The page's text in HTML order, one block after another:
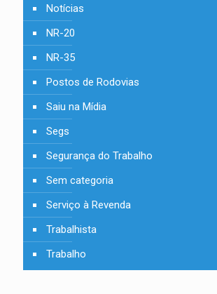
Notícias
NR-20
NR-35
Postos de Rodovias
Saiu na Mídia
Segs
Segurança do Trabalho
Sem categoria
Serviço à Revenda
Trabalhista
Trabalho